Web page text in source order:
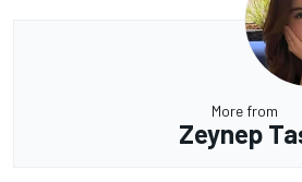
More from
Zeynep